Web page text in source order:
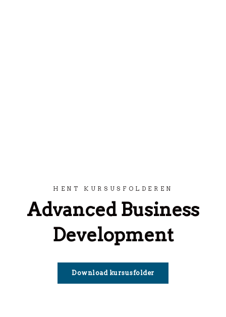
HENT KURSUSFOLDEREN
Advanced Business
Development
Download kursusfolder